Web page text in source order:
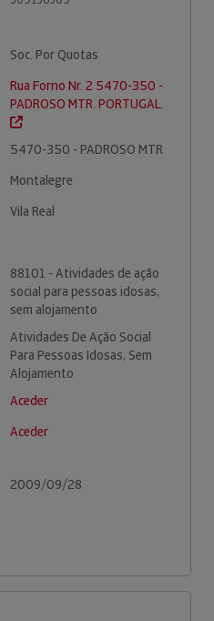
Soc. Por Quotas
Rua Forno Nr. 2 5470-350 -
PADROSO MTR. PORTUGAL.
5470-350 - PADROSO MTR
Montalegre
Vila Real
88101 - Atividades de ação
social para pessoas idosas,
sem alojamento
Atividades De Ação Social
Para Pessoas Idosas, Sem
Alojamento
Aceder
Aceder
2009/09/28